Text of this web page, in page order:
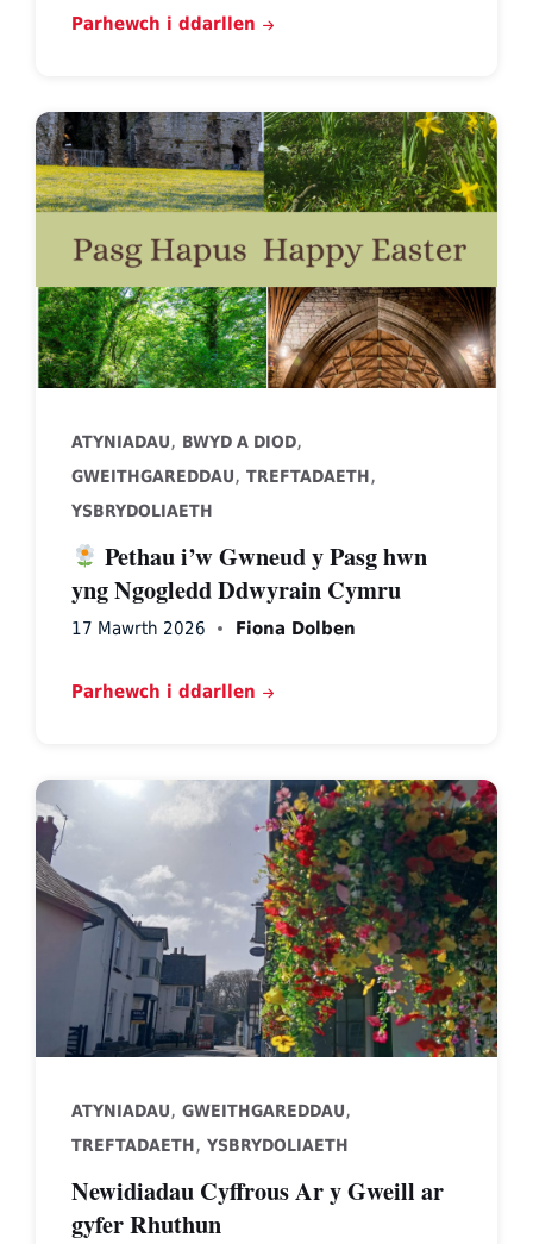
Parhewch i ddarllen
ATYNIADAU, BWYD A DIOD,
GWEITHGAREDDAU, TREFTADAETH,
YSBRYDOLIAETH
Pethau i’w Gwneud y Pasg hwn
yng Ngogledd Ddwyrain Cymru
17 Mawrth 2026 Fiona Dolben
Parhewch i ddarllen
ATYNIADAU, GWEITHGAREDDAU,
TREFTADAETH, YSBRYDOLIAETH
Newidiadau Cyffrous Ar y Gweill ar
gyfer Rhuthun